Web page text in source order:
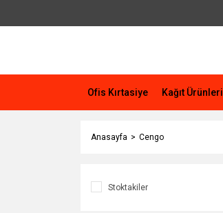
Ofis Kırtasiye Kağıt Ürünleri
Anasayfa Cengo
Stoktakiler